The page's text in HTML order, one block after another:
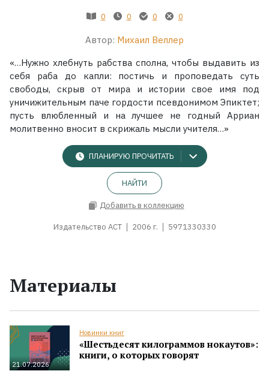
0 0 0 0
Автор: Михаил Веллер
«…Нужно хлебнуть рабства сполна, чтобы выдавить из
себя раба до капли: постичь и проповедать суть
свободы, скрыв от мира и истории свое имя под
уничижительным паче гордости псевдонимом Эпиктет;
пусть влюбленный и на лучшее не годный Арриан
молитвенно вносит в скрижаль мысли учителя…»
ПЛАНИРУЮ ПРОЧИТАТЬ
НАЙТИ
Добавить в коллекцию
Издательство АСТ 2006 г. 5971330330
Материалы
21.07.2026
Новинки книг
«Шестьдесят килограммов нокаутов»:
книги, о которых говорят